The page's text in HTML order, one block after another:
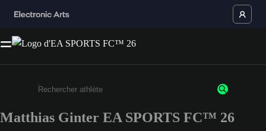
Saisissez au moins 3 caractères ou chiffres.
Matthias Ginter EA SPORTS FC™ 26